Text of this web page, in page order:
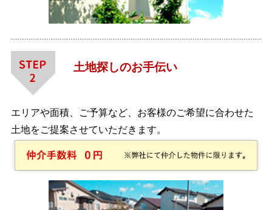
土地探しのお手伝い
エリアや面積、ご予算など、お客様のご希望に合わせた
土地をご提案させていただきます。